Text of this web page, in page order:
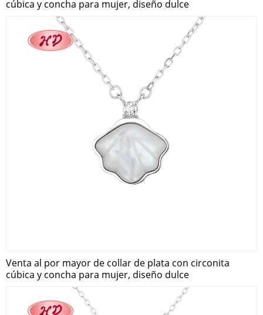
cúbica y concha para mujer, diseño dulce
Venta al por mayor de collar de plata con circonita
cúbica y concha para mujer, diseño dulce